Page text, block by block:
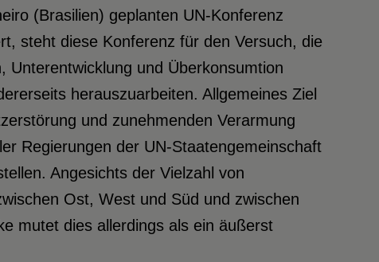
(Brasilien) geplanten UN-Konferenz
steht diese Konferenz für den Versuch, die
Unterentwicklung und Überkonsumtion
herauszuarbeiten. Allgemeines Ziel
und zunehmenden Verarmung
Regierungen der UN-Staatengemeinschaft
Angesichts der Vielzahl von
Ost, West und Süd und zwischen
mutet dies allerdings als ein äußerst